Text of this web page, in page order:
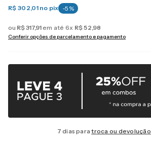
R$ 302,01 no pix -5 %
ou R$317,91 em até 6x R$52,98
Conferir opções de parcelamento e pagamento
7 dias paratroca ou devolução